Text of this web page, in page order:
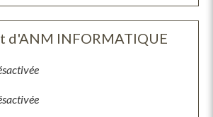
d'ANM INFORMATIQUE